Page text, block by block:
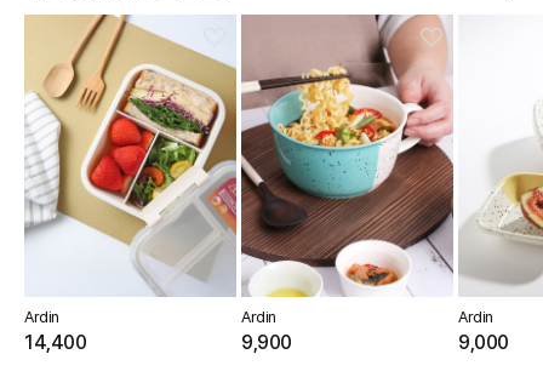
Ardin
14,400
Ardin
9,900
Ardin
9,000